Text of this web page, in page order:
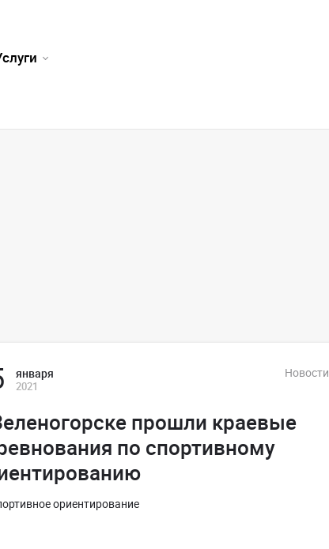
января
2021
Новости
прошли краевые
по спортивному
ориентирование